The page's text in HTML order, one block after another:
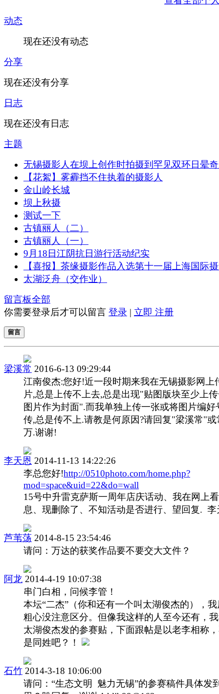
动态
现在还没有动态
分享
现在还没有分享
日志
现在还没有日志
主题
无锡摄影人在坝上创作时拍摄到罕见双环日晕
【花絮】雾霾挡不住执着的摄影人
金山岭长城
坝上秋摄
测试一下
古镇丽人（二）
古镇丽人（一）
9月18日江阴抗日游行活动纪实
【喜报】茶缘摄影作品入选第十一届上海国际
太湖泛舟（交作业）
留言板全部
你需要登录后才可以留言 登录 | 立即 注册
留言
梁溪常 2016-6-13 09:29:44
江南俊杰:您好!近一段时期来我在无锡摄影网上
片,总是上传不上去,总是出现"贴图版块至少上
图片作为封面".而我单独上传一张或将图片编好
传,总是传不上.请教是何原因?请回复"梁溪常"或
万.谢谢!
李天恩 2014-11-13 14:22:26
李总您好!http://0510photo.com/home.php?
mod=space&uid=22&do=wall
15号中升雷克萨斯一周年店庆话动、我在网上
息、现删除了、不知活动是否进行、望回复. 李
芦苇荡 2014-8-15 23:54:46
请问：万达的获奖作品要不要交大文件？
阿龙 2014-4-19 10:07:38
串门白相，问候李管！
本坛“二杰”（你和还有一个叫太湖俊杰的），
粗心没注意区分。但像我这样的人至今还有，
太湖俊杰发的参赛贴，下面跟帖是以老李相称
是同姓吧？！
石竹 2014-3-18 10:06:00
请问：“生态文明 魅力无锡”的参赛稿件具体发